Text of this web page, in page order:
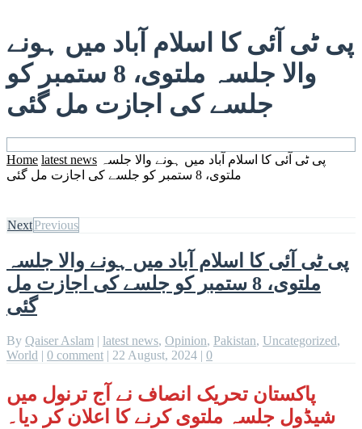
پی ٹی آئی کا اسلام آباد میں ہونے
والا جلسہ ملتوی، 8 ستمبر کو
جلسے کی اجازت مل گئی
Home latest news
پی ٹی آئی کا اسلام آباد میں ہونے والا جلسہ
ملتوی، 8 ستمبر کو جلسے کی اجازت مل گئی
NextPrevious
پی ٹی آئی کا اسلام آباد میں ہونے والا جلسہ
ملتوی، 8 ستمبر کو جلسے کی اجازت مل
گئی
By Qaiser Aslam | latest news, Opinion, Pakistan, Uncategorized,
World | 0 comment | 22 August, 2024 | 0
پاکستان تحریک انصاف نے آج ترنول میں
شیڈول جلسہ ملتوی کرنے کا اعلان کر دیا۔